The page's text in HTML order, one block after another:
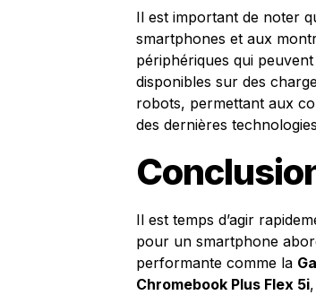
Il est important de noter
smartphones et aux
périphériques qui
disponibles sur des
robots, permettant aux
des dernières
Il est temps d’agir
pour un smartphone
performante comme la
Chromebook Plus Flex 5i